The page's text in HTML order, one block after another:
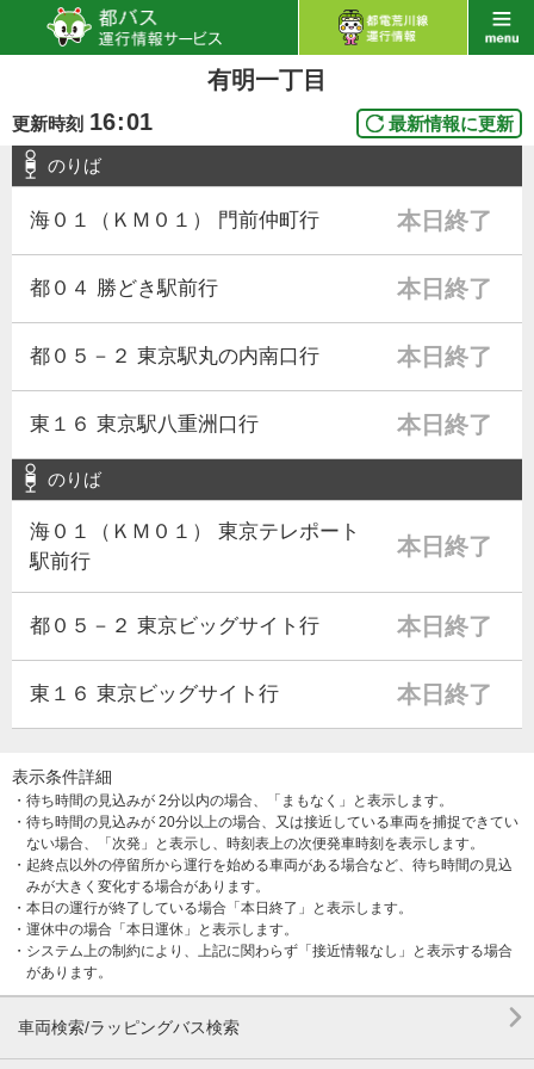
有明一丁目
更新時刻 16:01 最新情報に更新
のりば
海０１（ＫＭ０１） 門前仲町行 本日終了
都０４ 勝どき駅前行 本日終了
都０５－２ 東京駅丸の内南口行 本日終了
東１６ 東京駅八重洲口行 本日終了
のりば
海０１（ＫＭ０１） 東京テレポート
駅前行
本日終了
都０５－２ 東京ビッグサイト行 本日終了
東１６ 東京ビッグサイト行 本日終了
表示条件詳細
・待ち時間の見込みが 2分以内の場合、「まもなく」と表示します。
・待ち時間の見込みが 20分以上の場合、又は接近している車両を捕捉できてい
ない場合、「次発」と表示し、時刻表上の次便発車時刻を表示します。
・起終点以外の停留所から運行を始める車両がある場合など、待ち時間の見込
みが大きく変化する場合があります。
・本日の運行が終了している場合「本日終了」と表示します。
・運休中の場合「本日運休」と表示します。
・システム上の制約により、上記に関わらず「接近情報なし」と表示する場合
があります。
車両検索/ラッピングバス検索
